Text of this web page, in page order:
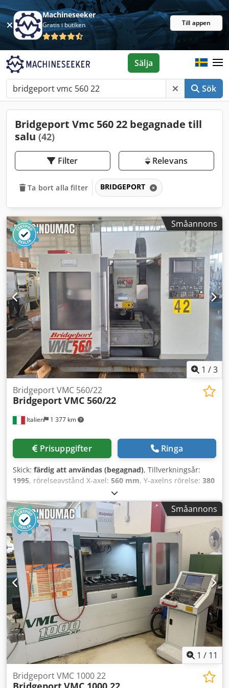
Machineseeker
Gratis i butiken Till appen
Sök
Sälja
Bridgeport Vmc 560 22 begagnade till
salu (42)
Filter Relevans
Ta bort alla filter BRIDGEPORT
Småannons
1 /3
Italien 1 377 km
Bridgeport VMC 560/22
BridgeportVMC 560/22
Prisuppgifter Ringa
Skick: färdig att användas (begagnad), Tillverkningsår:
1995, rörelseavstånd X-axel: 560 mm, Y-axelns rörelse: 380
520 mm
HEIDENHAIN, spindelhastighet (max):6 000 varv/min,
spindelmotorstyrka: 7 500 W, antal axlar:
, Denna 3-axliga
Bridgeport VMC 560/22 tillverkades 1995. Den har ett X-
axelslag på 560 mm, ett Y-axelslag på 380 mm och ett Z-
axelslag på 520 mm. Maskinen har en spindelhastighet på
6 000 varv per minut och ett verktygsmagasin med 22
platser. Om du är ute efter högkvalitativa
bearbetningsmöjligheter bör du överväga det vertikala
bearbetningscentret Bridgeport VMC 560/22 som vi har till
salu. Kontakta oss för mer information. Verktygskon:
BT40Snabbförflyttning: X/Y: 20 m/min; Z: 16 m/min •
Ytterlängd: ca 840 mm • Ytterbredd: 360 mm • Bordets
lastkapacitet: 500 kg • Antal verktygsfack: 22 • Verktygskon:
BT40 • Maximal verktygslängd: 250 mm Dwjdpfx Aszizi
Ajpbsa • Maximal verktygsdiameter (närliggande fack
tomt): 130 mm • Maximal verktygsvikt: 6 kg
Småannons
1 / 11
Bridgeport VMC 1000 22